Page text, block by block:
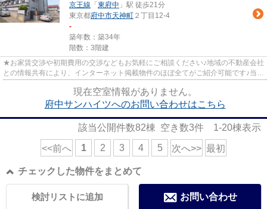
京王線 「 東府中 」駅 徒歩21分
東京都府中市天神町 ２丁目12-4
-
築年数：築34年
階数：3階建
★お家賃交渉や初期費用の交渉などもお気軽にご相談ください♪地域の不動産会社
との情報共有により、インターネット掲載物件のほぼ全てがご紹介可能です♪当店
現在空室情報がありません。
府中サンハイツへのお問い合わせはこちら
該当公開件数82棟 空き数3件 1-20棟表示
<<前へ 1 2 3 4 5 次へ>> 最初
チェックした物件をまとめて
お問い合わせ
検討リストに追加